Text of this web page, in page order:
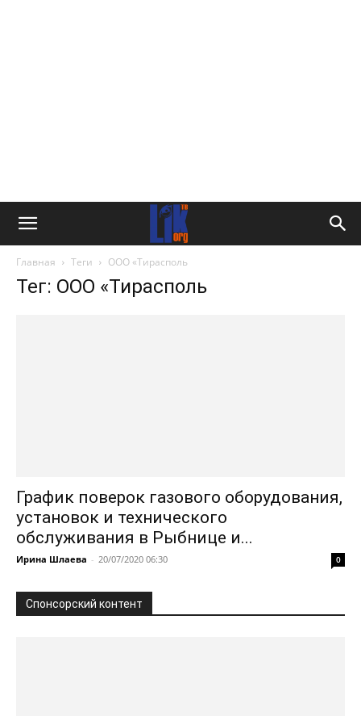
Главная Теги ООО «Тирасполь
Тег: ООО «Тирасполь
График поверок газового оборудования,
установок и технического
обслуживания в Рыбнице и...
Ирина Шлаева - 20/07/2020 06:30 0
Спонсорский контент